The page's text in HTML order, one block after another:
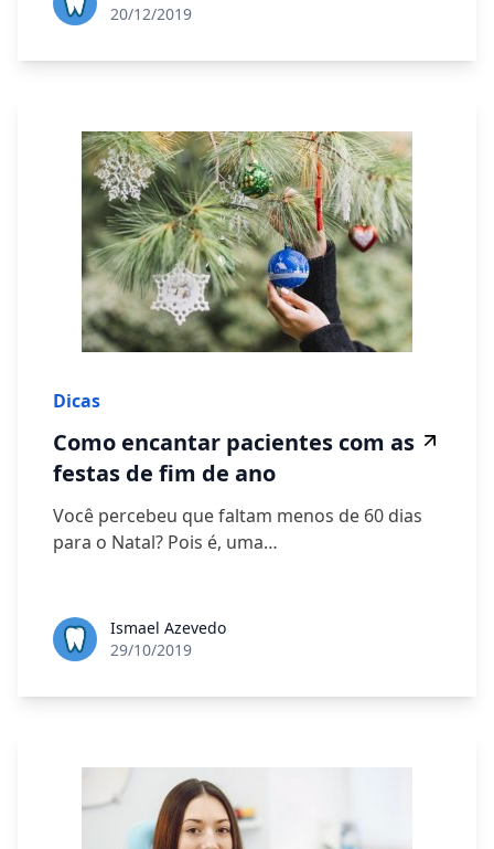
20/12/2019
Dicas
Como encantar pacientes com as
festas de fim de ano
Você percebeu que faltam menos de 60 dias
para o Natal? Pois é, uma…
Ismael Azevedo
29/10/2019